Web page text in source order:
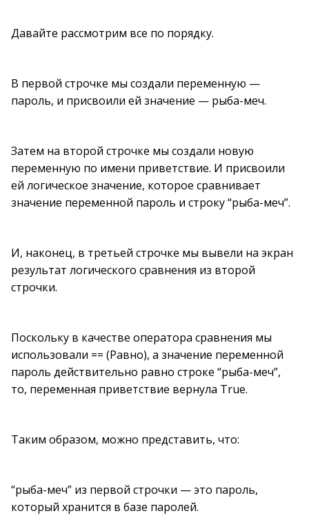
Давайте рассмотрим все по порядку.
В первой строчке мы создали переменную —
пароль, и присвоили ей значение — рыба-меч.
Затем на второй строчке мы создали новую
переменную по имени приветствие. И присвоили
ей логическое значение, которое сравнивает
значение переменной пароль и строку “рыба-меч”.
И, наконец, в третьей строчке мы вывели на экран
результат логического сравнения из второй
строчки.
Поскольку в качестве оператора сравнения мы
использовали == (Равно), а значение переменной
пароль действительно равно строке “рыба-меч”,
то, переменная приветствие вернула True.
Таким образом, можно представить, что:
“рыба-меч” из первой строчки — это пароль,
который хранится в базе паролей.